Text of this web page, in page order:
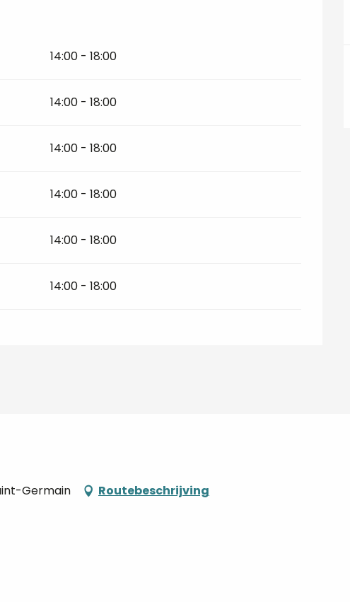
14:00 - 18:00
14:00 - 18:00
14:00 - 18:00
14:00 - 18:00
14:00 - 18:00
14:00 - 18:00
Germain Routebeschrijving